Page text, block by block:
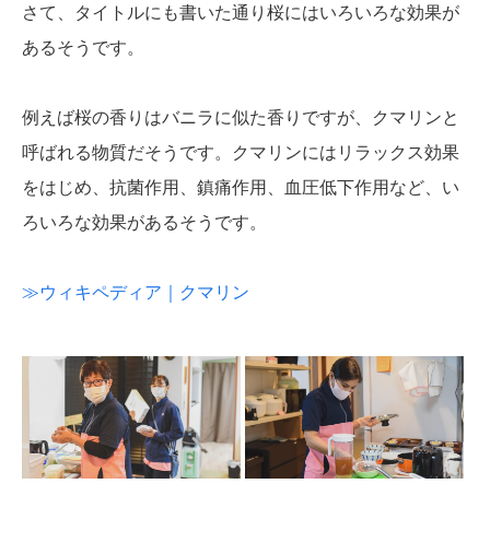
さて、タイトルにも書いた通り桜にはいろいろな効果が
あるそうです。
例えば桜の香りはバニラに似た香りですが、クマリンと
呼ばれる物質だそうです。クマリンにはリラックス効果
をはじめ、抗菌作用、鎮痛作用、血圧低下作用など、い
ろいろな効果があるそうです。
≫ウィキペディア｜クマリン